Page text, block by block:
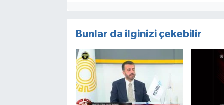
Bunlar da ilginizi çekebilir